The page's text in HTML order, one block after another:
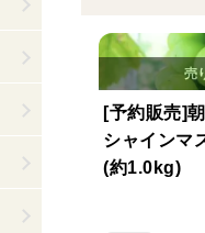
[予約販売]
シャインマ
(約1.0kg)